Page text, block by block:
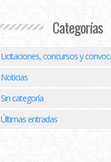
Categorías
Licitaciones, concursos y
Noticias
Sin categoría
Últimas entradas